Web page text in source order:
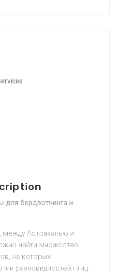
для бердвотчинга и
между Астраханью и
найти множество
на которых
разновидностей птиц: